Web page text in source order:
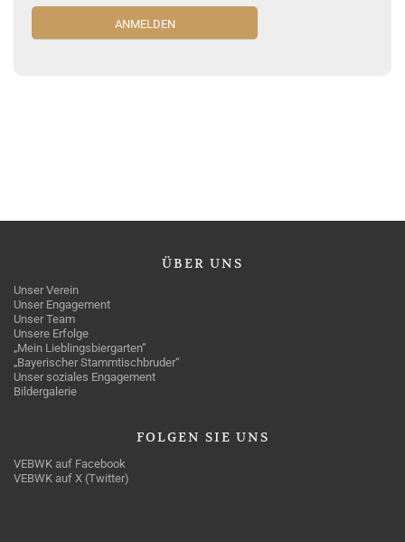
ÜBER UNS
Unser Verein
Unser Engagement
Unser Team
Unsere Erfolge
„Mein Lieblingsbiergarten“
„Bayerischer Stammtischbruder“
Unser soziales Engagement
Bildergalerie
FOLGEN SIE UNS
VEBWK auf Facebook
VEBWK auf X (Twitter)